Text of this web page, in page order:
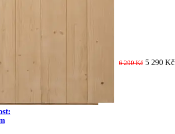
6 290 Kč 5 290 Kč